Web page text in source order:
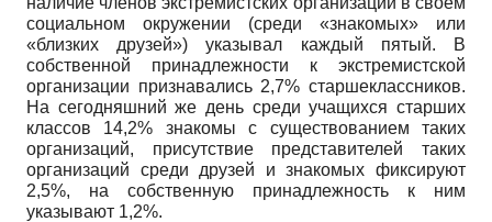
социальном окружении (среди «знакомых» или
«близких друзей») указывал каждый пятый. В
собственной принадлежности к экстремистской
организации признавались 2,7% старшеклассников.
На сегодняшний же день среди учащихся старших
классов 14,2% знакомы с существованием таких
организаций, присутствие представителей таких
организаций среди друзей и знакомых фиксируют
2,5%, на собственную принадлежность к ним
указывают 1,2%.